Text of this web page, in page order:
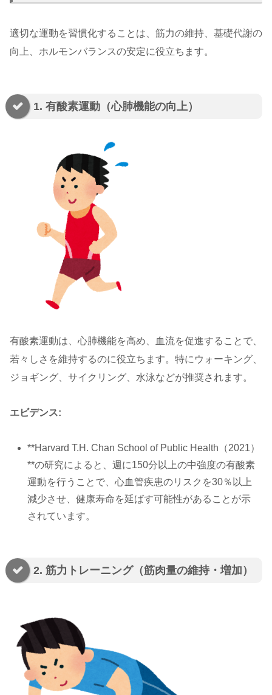
適切な運動を習慣化することは、筋力の維持、基礎代謝の
向上、ホルモンバランスの安定に役立ちます。
1. 有酸素運動（心肺機能の向上）
有酸素運動は、心肺機能を高め、血流を促進することで、
若々しさを維持するのに役立ちます。特にウォーキング、
ジョギング、サイクリング、水泳などが推奨されます。
エビデンス:
**Harvard T.H. Chan School of Public Health（2021）
**の研究によると、週に150分以上の中強度の有酸素
運動を行うことで、心血管疾患のリスクを30％以上
減少させ、健康寿命を延ばす可能性があることが示
されています。
2. 筋力トレーニング（筋肉量の維持・増加）